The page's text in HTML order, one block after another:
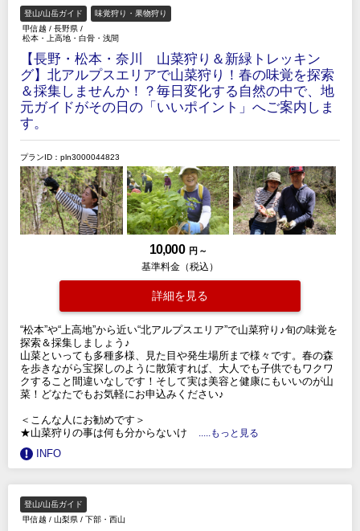
登山/山岳ガイド
味覚狩り・果物狩り
甲信越 / 長野県 /
松本・上高地・白骨・浅間
【長野・松本・奈川 山菜狩り＆新緑トレッキン
グ】北アルプスエリアで山菜狩り！春の味覚を探索
＆採集しませんか！？毎日変化する自然の中で、地
元ガイドがその日の「いいポイント」へご案内しま
す。
プランID：pln3000044823
10,000 円 ～
基準料金（税込）
詳細を見る
“松本”や“上高地”から近い“北アルプスエリア”で山菜狩り♪旬の味覚を
探索＆採集しましょう♪
山菜といっても多種多様、見た目や発生場所まで様々です。春の森
を歩きながら宝探しのように散策すれば、大人でも子供でもワクワ
クすること間違いなしです！そして実は美容と健康にもいいのが山
菜！どなたでもお気軽にお申込みください♪
＜こんな人にお勧めです＞
★山菜狩りの事は何も分からないけ
.....もっと見る
INFO
登山/山岳ガイド
甲信越 / 山梨県 / 下部・西山